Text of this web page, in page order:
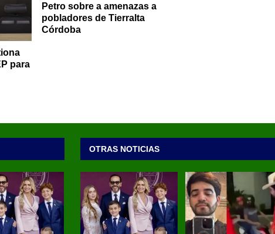
para
Petro sobre a amenazas a
pobladores de Tierralta
Córdoba
OTRAS NOTICIAS